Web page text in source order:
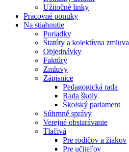
Užitočné linky
Pracovné ponuky
Na stiahnutie
Poriadky
Štatúty a kolektívna zmluva
Objednávky
Faktúry
Zmluvy
Zápisnice
Pedagogická rada
Rada školy
Školský parlament
Súhrnné správy
Verejné obstarávanie
Tlačivá
Pre rodičov a žiakov
Pre učiteľov